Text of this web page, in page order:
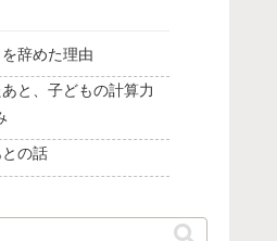
辞めた理由
と、子どもの計算力
の話